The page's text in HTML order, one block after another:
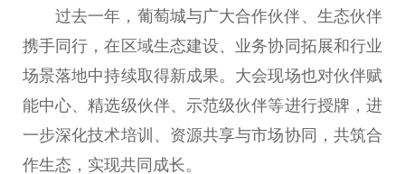
过去一年，葡萄城与广大合作伙伴、生态伙伴
携手同行，在区域生态建设、业务协同拓展和行业
场景落地中持续取得新成果。大会现场也对伙伴赋
能中心、精选级伙伴、示范级伙伴等进行授牌，进
一步深化技术培训、资源共享与市场协同，共筑合
作生态，实现共同成长。